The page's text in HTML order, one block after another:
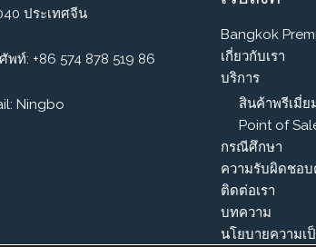
ประเทศจีน
พท์: +86 574 878 519 86
Ningbo
Bangkok
เกี่ยวกับเรา
บริการ
สินค้าพรีเมี่ย
Point of
กรณีศึกษา
ความรับผิดชอบ
ติดต่อเรา
บทความ
นโยบายความเ